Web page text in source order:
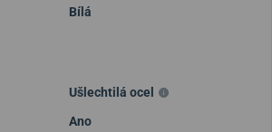
Bílá
Ušlechtilá ocel
Ano